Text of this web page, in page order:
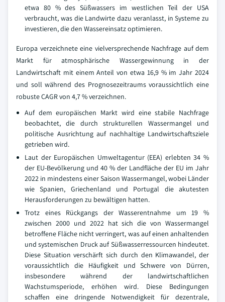
etwa 80 % des Süßwassers im westlichen Teil der USA
verbraucht, was die Landwirte dazu veranlasst, in Systeme zu
investieren, die den Wassereinsatz optimieren.
Europa verzeichnete eine vielversprechende Nachfrage auf dem
Markt für atmosphärische Wassergewinnung in der
Landwirtschaft mit einem Anteil von etwa 16,9 % im Jahr 2024
und soll während des Prognosezeitraums voraussichtlich eine
robuste CAGR von 4,7 % verzeichnen.
Auf dem europäischen Markt wird eine stabile Nachfrage
beobachtet, die durch strukturellen Wassermangel und
politische Ausrichtung auf nachhaltige Landwirtschaftsziele
getrieben wird.
Laut der Europäischen Umweltagentur (EEA) erlebten 34 %
der EU-Bevölkerung und 40 % der Landfläche der EU im Jahr
2022 in mindestens einer Saison Wassermangel, wobei Länder
wie Spanien, Griechenland und Portugal die akutesten
Herausforderungen zu bewältigen hatten.
Trotz eines Rückgangs der Wasserentnahme um 19 %
zwischen 2000 und 2022 hat sich die von Wassermangel
betroffene Fläche nicht verringert, was auf einen anhaltenden
und systemischen Druck auf Süßwasserressourcen hindeutet.
Diese Situation verschärft sich durch den Klimawandel, der
voraussichtlich die Häufigkeit und Schwere von Dürren,
insbesondere während der landwirtschaftlichen
Wachstumsperiode, erhöhen wird. Diese Bedingungen
schaffen eine dringende Notwendigkeit für dezentrale,